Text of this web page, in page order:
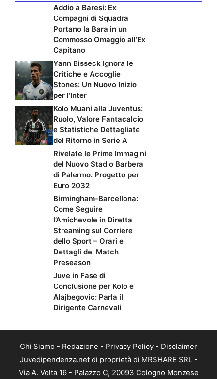
Addio a Baresi: Ex
Compagni di Squadra
Portano la Bara in un
Commosso Omaggio all’Ex
Capitano
Yann Bisseck Ignora le
Critiche e Accoglie
Stones: Un Nuovo Inizio
per l’Inter
Kolo Muani alla Juventus:
Ruolo, Valore Fantacalcio
e Statistiche Dettagliate
del Ritorno in Serie A
Rivelate le Prime Immagini
del Nuovo Stadio Barbera
di Palermo: Progetto per
Euro 2032
Birmingham-Barcellona:
Come Seguire
l’Amichevole in Diretta
Streaming sul Corriere
dello Sport – Orari e
Dettagli del Match
Preseason
Juve in Fase di
Conclusione per Kolo e
Alajbegovic: Parla il
Dirigente Carnevali
Chi Siamo - Redazione - Privacy Policy - Disclaimer
Juvedipendenza.net di proprietà di MRSHARE SRL -
Via A. Volta 16 - Palazzo C, 20093 Cologno Monzese